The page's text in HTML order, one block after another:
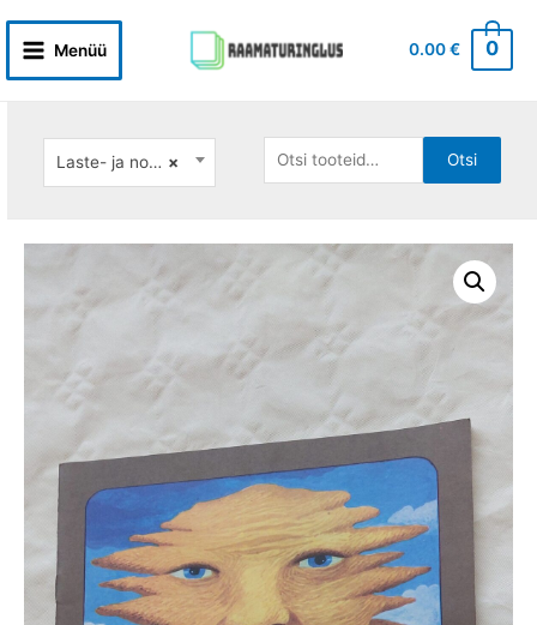
content
Main
Menüü 0.00€ 0
×
Laste- ja noortekirjandus: eesti autorid
Otsi: Otsi